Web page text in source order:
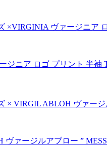
ニア ロゴ プリント 半袖
ァージルアブロー ”